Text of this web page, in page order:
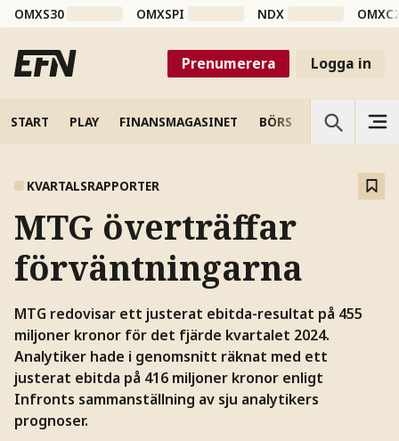
OMXS30 OMXSPI NDX
Prenumerera Logga in
START PLAY FINANSMAGASINET BÖRS VETENSKAP
KVARTALSRAPPORTER
MTG överträffar
förväntningarna
MTG redovisar ett justerat ebitda-resultat på 455
miljoner kronor för det fjärde kvartalet 2024.
Analytiker hade i genomsnitt räknat med ett
justerat ebitda på 416 miljoner kronor enligt
Infronts sammanställning av sju analytikers
prognoser.